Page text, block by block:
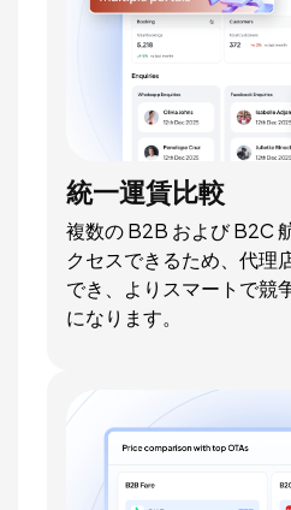
統一運賃比較
複数の B2B および B2C
クセスできるため、代理
でき、よりスマートで競
になります。